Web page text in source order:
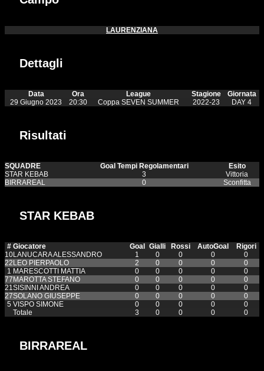
LAURENZIANA
Dettagli
Data Ora League Stagione
Giornata
29 Giugno 2023
20:30 Coppa SEVEN SUMMER 2022-23 DAY 4
Risultati
SQUADRE Goal Tempi Regolamentari
Esito
STAR KEBAB
3
Vittoria
BIRRAREAL
0 Sconfitta
STAR KEBAB
# Giocatore Goal Gialli Rossi AutoGoal
Rigori
10LANUCARA ALESSANDRO 1 0 0 0
0
22LEO PIERPAOLO 2 0 0 0
0
1 MARESCOTTI MATTIA 0 0 0 0
0
77MAROTTA STEFANO 0 0 0 0
0
21SISINNI ANDREA 0 0 0 0
0
27SOLANO GIUSEPPE 0 0 0 0
0
5 VISPO SIMONE 0 0 0 0
0
Totale
3 0 0 0 0
BIRRAREAL